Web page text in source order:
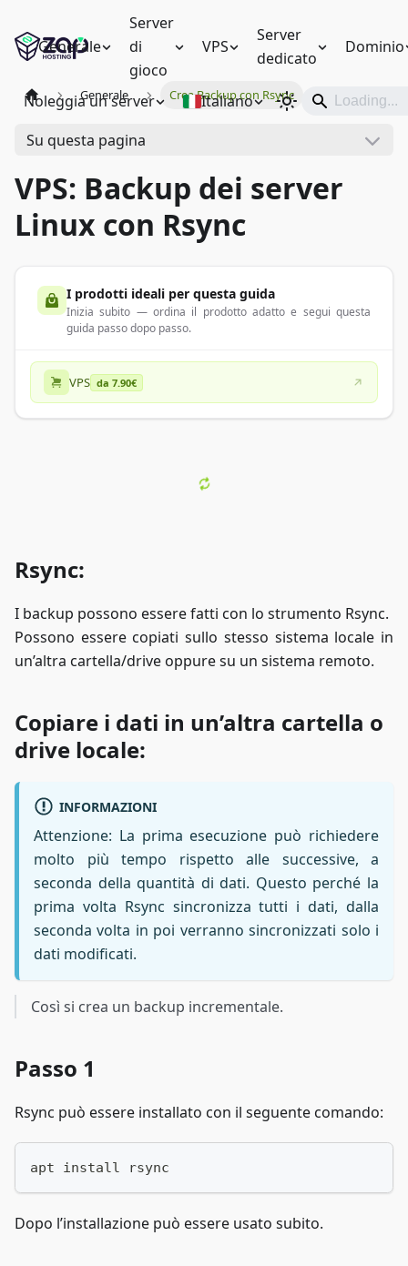
Generale
Server
di
gioco
VPS
Server
dedicato
Dominio
Noleggia un server Italiano
Generale Crea Backup con Rsync
Su questa pagina
VPS: Backup dei server
Linux con Rsync
I prodotti ideali per questa guida
Inizia subito — ordina il prodotto adatto e segui questa
guida passo dopo passo.
VPS da 7.90€
Rsync:
I backup possono essere fatti con lo strumento Rsync.
Possono essere copiati sullo stesso sistema locale in
un’altra cartella/drive oppure su un sistema remoto.
Copiare i dati in un’altra cartella o
drive locale:
INFORMAZIONI
Attenzione: La prima esecuzione può richiedere
molto più tempo rispetto alle successive, a
seconda della quantità di dati. Questo perché la
prima volta Rsync sincronizza tutti i dati, dalla
seconda volta in poi verranno sincronizzati solo i
dati modificati.
Così si crea un backup incrementale.
Passo 1
Rsync può essere installato con il seguente comando:
apt install rsync
Dopo l’installazione può essere usato subito.